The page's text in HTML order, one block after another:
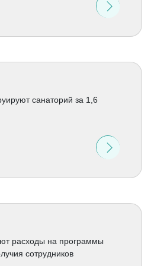
санаторий за 1,6
расходы на программы
сотрудников